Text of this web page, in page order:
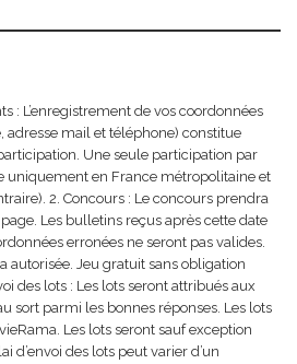
: L’enregistrement de vos coordonnées
adresse mail et téléphone) constitue
Une seule participation par
uniquement en France métropolitaine et
2. Concours : Le concours prendra
Les bulletins reçus après cette date
erronées ne seront pas valides.
autorisée. Jeu gratuit sans obligation
des lots : Les lots seront attribués aux
sort parmi les bonnes réponses. Les lots
Les lots seront sauf exception
d’envoi des lots peut varier d’un